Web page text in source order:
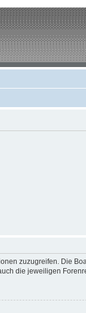
zuzugreifen. Die
die jeweiligen